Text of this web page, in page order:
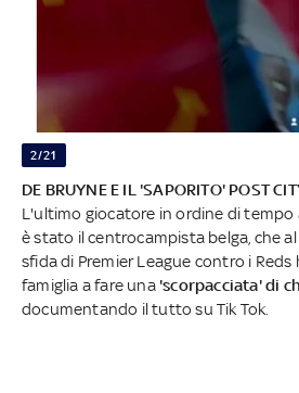
2/21
DE BRUYNE E IL 'SAPORITO' POST
L'ultimo giocatore in ordine di tempo
è stato il centrocampista belga, che
sfida di Premier League contro i
famiglia a fare una 'scorpacciata' di
documentando il tutto su Tik Tok.